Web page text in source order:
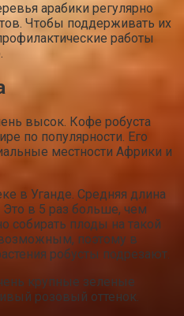
арабики регулярно
Чтобы поддерживать их
работы
высок. Кофе робуста
по популярности. Его
местности Африки и
в Уганде. Средняя длина
в 5 раз больше, чем
собирать плоды на такой
поэтому в
робусты подрезают.
крупные зеленые
розовый оттенок.